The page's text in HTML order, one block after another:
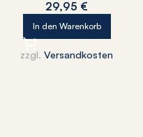
29,95 €
In den Warenkorb
zzgl. Versandkosten